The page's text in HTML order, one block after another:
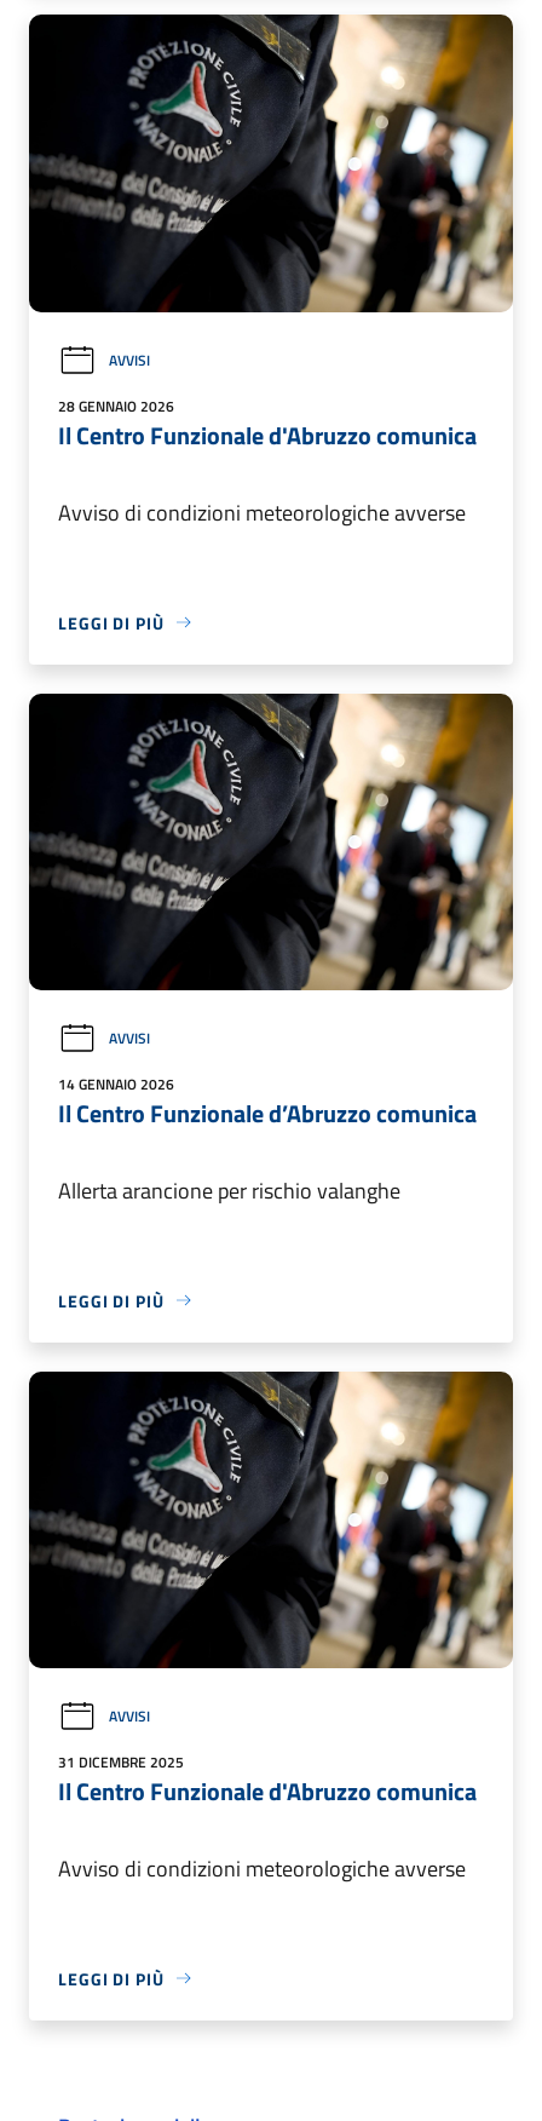
AVVISI
28 GENNAIO 2026
Il Centro Funzionale d'Abruzzo comunica
Avviso di condizioni meteorologiche avverse
LEGGI DI PIÙ
AVVISI
14 GENNAIO 2026
Il Centro Funzionale d’Abruzzo comunica
Allerta arancione per rischio valanghe
LEGGI DI PIÙ
AVVISI
31 DICEMBRE 2025
Il Centro Funzionale d'Abruzzo comunica
Avviso di condizioni meteorologiche avverse
LEGGI DI PIÙ